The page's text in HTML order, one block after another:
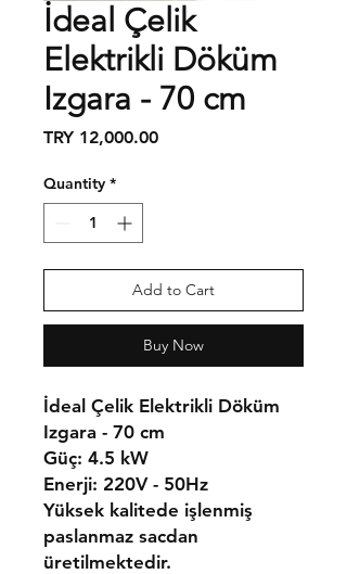
İdeal Çelik
Elektrikli Döküm
Izgara - 70 cm
TRY 12,000.00Price
Quantity *
Add to Cart
Buy Now
İdeal Çelik Elektrikli Döküm
Izgara - 70 cm
Güç: 4.5 kW
Enerji: 220V - 50Hz
Yüksek kalitede işlenmiş
paslanmaz sacdan
üretilmektedir.